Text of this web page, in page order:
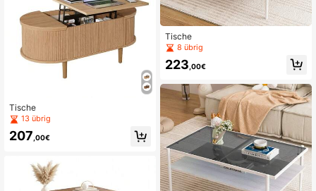
Tische
13 übrig
207 ,00€
Tische
8 übrig
223 ,00€